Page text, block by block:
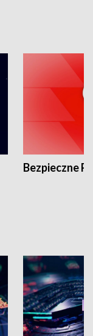
Bezpieczne